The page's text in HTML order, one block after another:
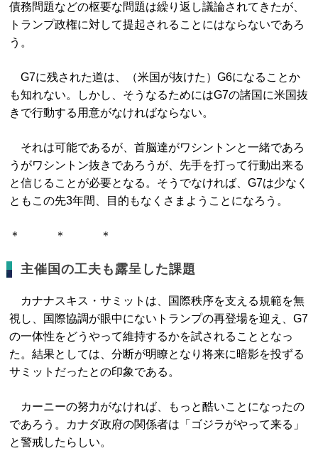
債務問題などの枢要な問題は繰り返し議論されてきたが、
トランプ政権に対して提起されることにはならないであろ
う。
G7に残された道は、（米国が抜けた）G6になることか
も知れない。しかし、そうなるためにはG7の諸国に米国抜
きで行動する用意がなければならない。
それは可能であるが、首脳達がワシントンと一緒であろ
うがワシントン抜きであろうが、先手を打って行動出来る
と信じることが必要となる。そうでなければ、G7は少なく
ともこの先3年間、目的もなくさまようことになろう。
＊ ＊ ＊
主催国の工夫も露呈した課題
カナナスキス・サミットは、国際秩序を支える規範を無
視し、国際協調が眼中にないトランプの再登場を迎え、G7
の一体性をどうやって維持するかを試されることとなっ
た。結果としては、分断が明瞭となり将来に暗影を投ずる
サミットだったとの印象である。
カーニーの努力がなければ、もっと酷いことになったの
であろう。カナダ政府の関係者は「ゴジラがやって来る」
と警戒したらしい。